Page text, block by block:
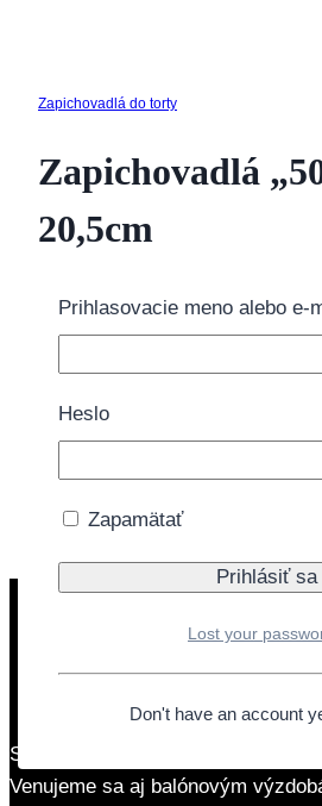
Zapichovadlá do torty
Zapichovadlá
20,5cm
3.10€
množstvo Zapichovadlá "50"
Pridať do košíka
Sme rodinná firma so zameraním
Venujeme sa aj balónovým
Prihlasovacie meno alebo e-
Heslo
Zapamätať
Lost your
Don't have an account